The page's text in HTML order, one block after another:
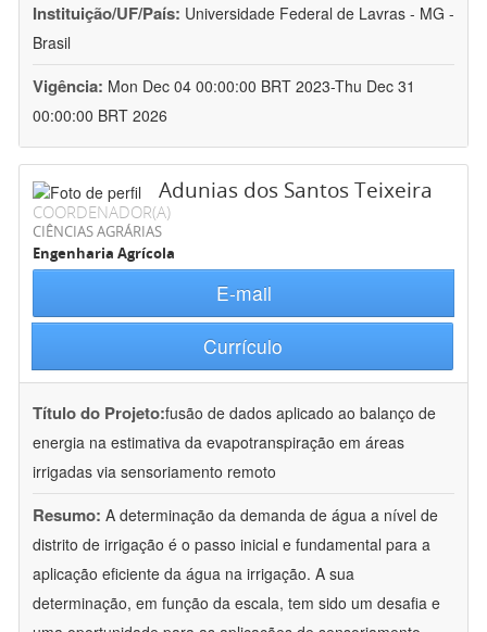
Instituição/UF/País: Universidade Federal de Lavras - MG -
Brasil
Vigência: Mon Dec 04 00:00:00 BRT 2023-Thu Dec 31
00:00:00 BRT 2026
Adunias dos Santos Teixeira
COORDENADOR(A)
CIÊNCIAS AGRÁRIAS
Engenharia Agrícola
E-mail
Currículo
Título do Projeto:fusão de dados aplicado ao balanço de
energia na estimativa da evapotranspiração em áreas
irrigadas via sensoriamento remoto
Resumo: A determinação da demanda de água a nível de
distrito de irrigação é o passo inicial e fundamental para a
aplicação eficiente da água na irrigação. A sua
determinação, em função da escala, tem sido um desafia e